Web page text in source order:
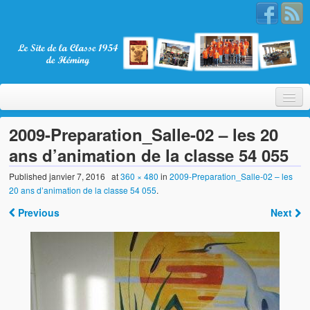
Bienvenue
Les membres
Nos partenaires
2009-Preparation_Salle-02 – les 20
ans d’animation de la classe 54 055
Publishedjanvier 7, 2016 at360 × 480 in2009-Preparation_Salle-02 – les
20 ans d’animation de la classe 54 055.
Previous Next